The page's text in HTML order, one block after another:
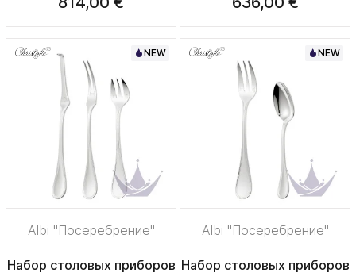
NEW
Albi "Посеребрение"
Набор столовых приборов
NEW
Albi "Посеребрение"
Набор столовых приборов